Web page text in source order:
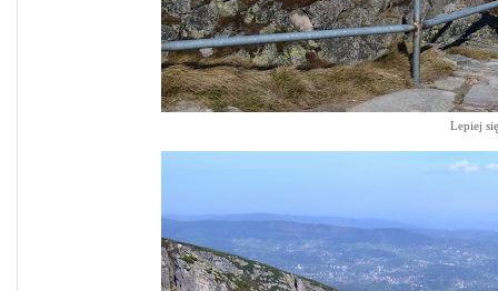
Lepiej